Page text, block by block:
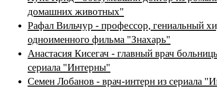
домашних животных"
Рафал Вильчур - профессор, гениальный
одноименного фильма "Знахарь"
Анастасия Кисегач - главный врач
сериала "Интерны"
Семен Лобанов - врач-интерн из сериала